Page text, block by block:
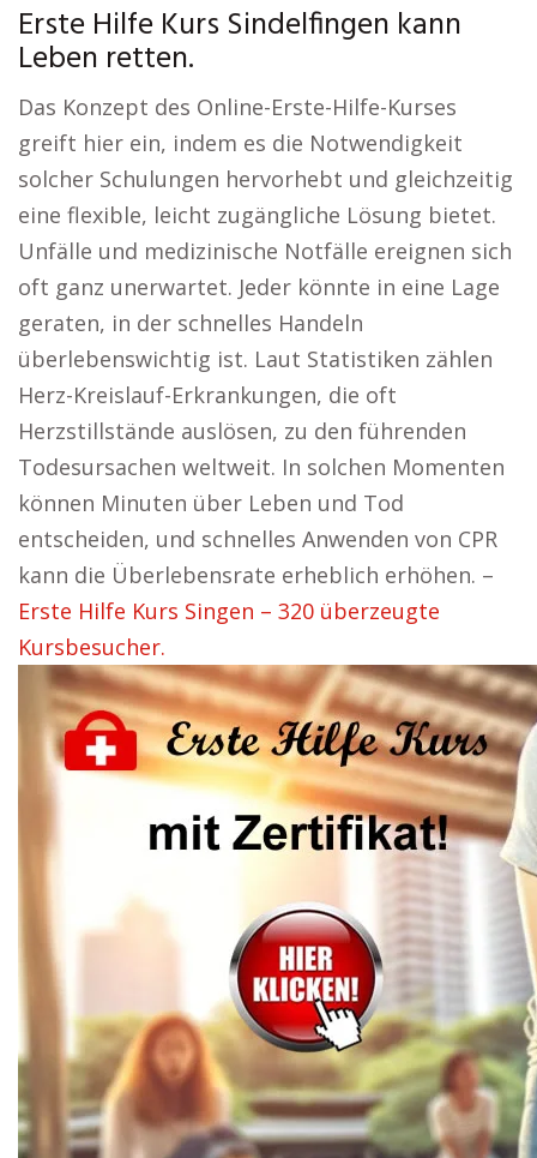
Erste Hilfe Kurs Sindelfingen kann
Leben retten.
Das Konzept des Online-Erste-Hilfe-Kurses
greift hier ein, indem es die Notwendigkeit
solcher Schulungen hervorhebt und gleichzeitig
eine flexible, leicht zugängliche Lösung bietet.
Unfälle und medizinische Notfälle ereignen sich
oft ganz unerwartet. Jeder könnte in eine Lage
geraten, in der schnelles Handeln
überlebenswichtig ist. Laut Statistiken zählen
Herz-Kreislauf-Erkrankungen, die oft
Herzstillstände auslösen, zu den führenden
Todesursachen weltweit. In solchen Momenten
können Minuten über Leben und Tod
entscheiden, und schnelles Anwenden von CPR
kann die Überlebensrate erheblich erhöhen. –
Erste Hilfe Kurs Singen – 320 überzeugte
Kursbesucher.